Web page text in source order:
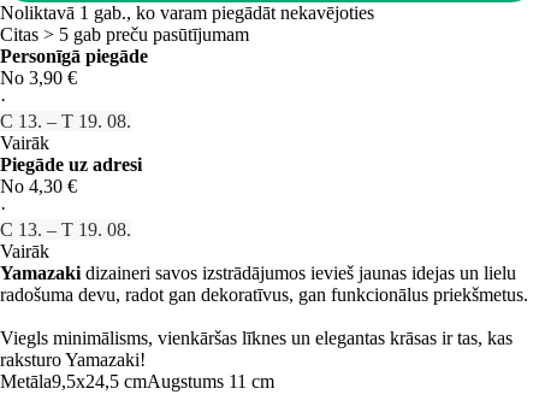
Noliktavā 1 gab., ko varam piegādāt nekavējoties
Citas > 5 gab preču pasūtījumam
Personīgā piegāde
No 3,90 €
·
C 13. – T 19. 08.
Vairāk
Piegāde uz adresi
No 4,30 €
·
C 13. – T 19. 08.
Vairāk
Yamazaki dizaineri savos izstrādājumos ievieš jaunas idejas un lielu
radošuma devu, radot gan dekoratīvus, gan funkcionālus priekšmetus.
Viegls minimālisms, vienkāršas līknes un elegantas krāsas ir tas, kas
raksturo Yamazaki!
Metāla9,5x24,5 cmAugstums 11 cm